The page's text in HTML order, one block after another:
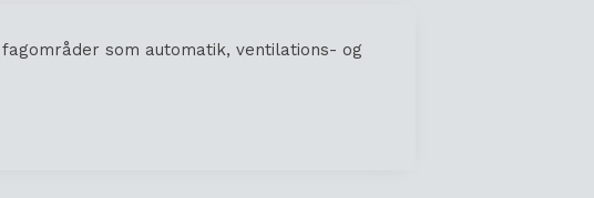
som automatik, ventilations- og